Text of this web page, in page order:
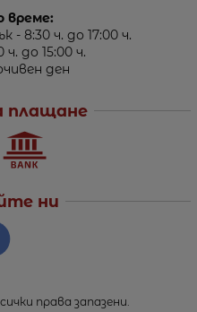
време:
- 8:30 ч. до 17:00 ч.
до 15:00 ч.
ден
плащане
ни
права запазени.